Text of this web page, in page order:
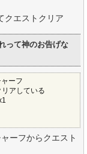
クエストクリア
って神のお告げな
ーフ
アしている
ーフからクエスト